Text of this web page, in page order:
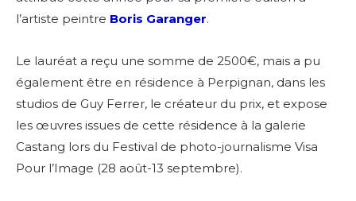
l’artiste peintre Boris Garanger.
Le lauréat a reçu une somme de 2500€, mais a pu
également être en résidence à Perpignan, dans les
studios de Guy Ferrer, le créateur du prix, et expose
les œuvres issues de cette résidence à la galerie
Castang lors du Festival de photo-journalisme Visa
Pour l’Image (28 août-13 septembre).